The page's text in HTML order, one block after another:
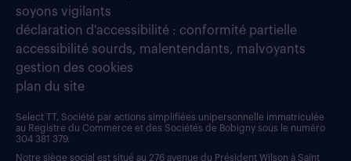
soyons vigilants
déclaration d'accessibilité : conformité partielle
accessibilité sourds, malentendants, malvoyants
gestion des cookies
plan du site
Select TT, Société par actions simplifiées unipersonnelle immatriculée
au Registre du Commerce et des Sociétés de Bobigny sous le numéro
304 381 379.
Notre siège social est situé au 276 avenue du Président Wilson à Saint